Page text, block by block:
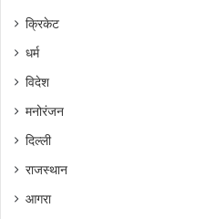
क्रिकेट
धर्म
विदेश
मनोरंजन
दिल्ली
राजस्थान
आगरा